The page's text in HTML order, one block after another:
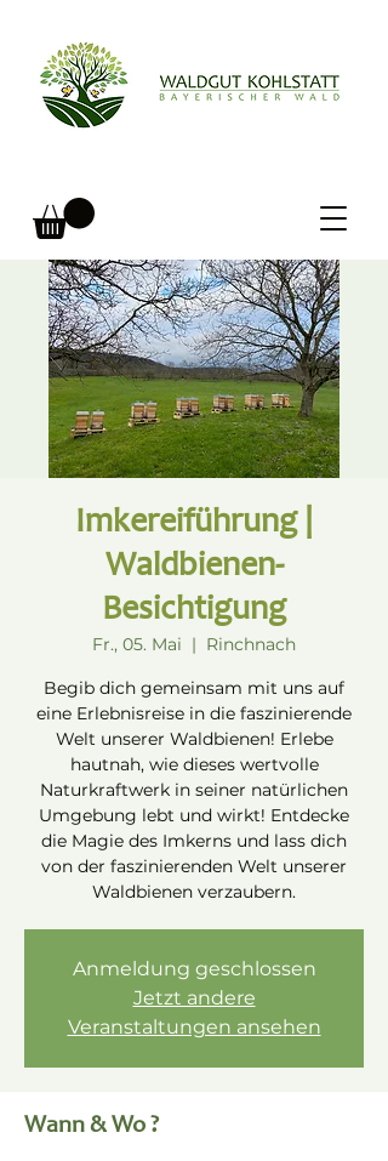
Imkereiführung |
Waldbienen-
Besichtigung
Fr., 05. Mai
  |
Rinchnach
Begib dich gemeinsam mit uns auf
eine Erlebnisreise in die faszinierende
Welt unserer Waldbienen! Erlebe
hautnah, wie dieses wertvolle
Naturkraftwerk in seiner natürlichen
Umgebung lebt und wirkt! Entdecke
die Magie des Imkerns und lass dich
von der faszinierenden Welt unserer
Waldbienen verzaubern.
Anmeldung geschlossen
Jetzt andere
Veranstaltungen ansehen
Wann & Wo ?